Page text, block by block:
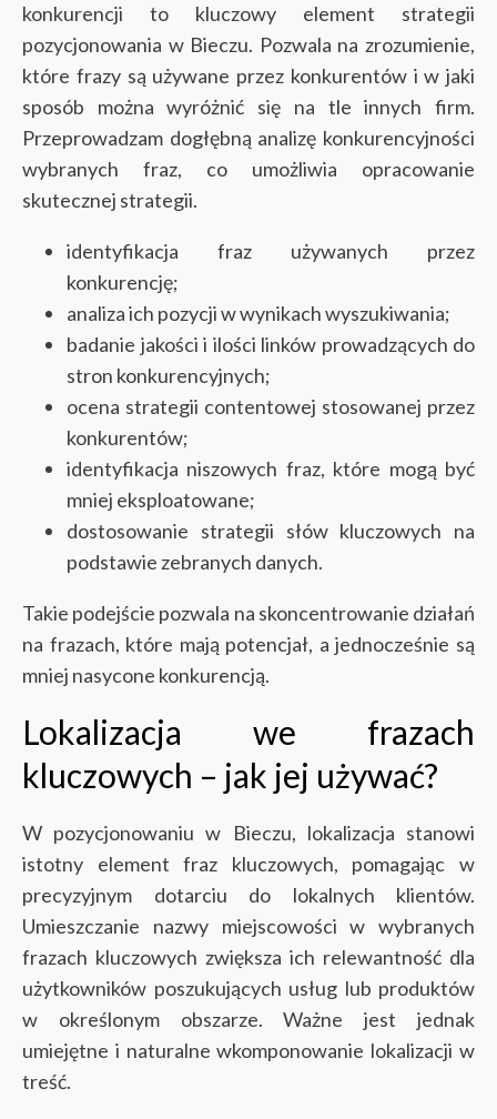
konkurencji to kluczowy element strategii
pozycjonowania w Bieczu. Pozwala na zrozumienie,
które frazy są używane przez konkurentów i w jaki
sposób można wyróżnić się na tle innych firm.
Przeprowadzam dogłębną analizę konkurencyjności
wybranych fraz, co umożliwia opracowanie
skutecznej strategii.
identyfikacja fraz używanych przez
konkurencję;
analiza ich pozycji w wynikach wyszukiwania;
badanie jakości i ilości linków prowadzących do
stron konkurencyjnych;
ocena strategii contentowej stosowanej przez
konkurentów;
identyfikacja niszowych fraz, które mogą być
mniej eksploatowane;
dostosowanie strategii słów kluczowych na
podstawie zebranych danych.
Takie podejście pozwala na skoncentrowanie działań
na frazach, które mają potencjał, a jednocześnie są
mniej nasycone konkurencją.
Lokalizacja we frazach
kluczowych – jak jej używać?
W pozycjonowaniu w Bieczu, lokalizacja stanowi
istotny element fraz kluczowych, pomagając w
precyzyjnym dotarciu do lokalnych klientów.
Umieszczanie nazwy miejscowości w wybranych
frazach kluczowych zwiększa ich relewantność dla
użytkowników poszukujących usług lub produktów
w określonym obszarze. Ważne jest jednak
umiejętne i naturalne wkomponowanie lokalizacji w
treść.